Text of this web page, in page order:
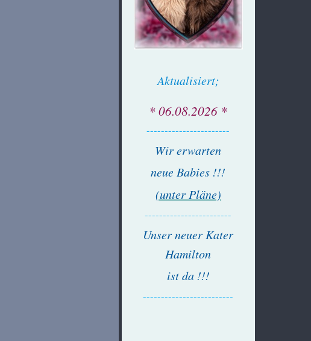
Aktualisiert;
* 06.08.2026 *
-----------------------
Wir erwarten
neue Babies !!!
(unter Pläne)
------------------------
Unser neuer Kater
Hamilton
ist da !!!
-------------------------